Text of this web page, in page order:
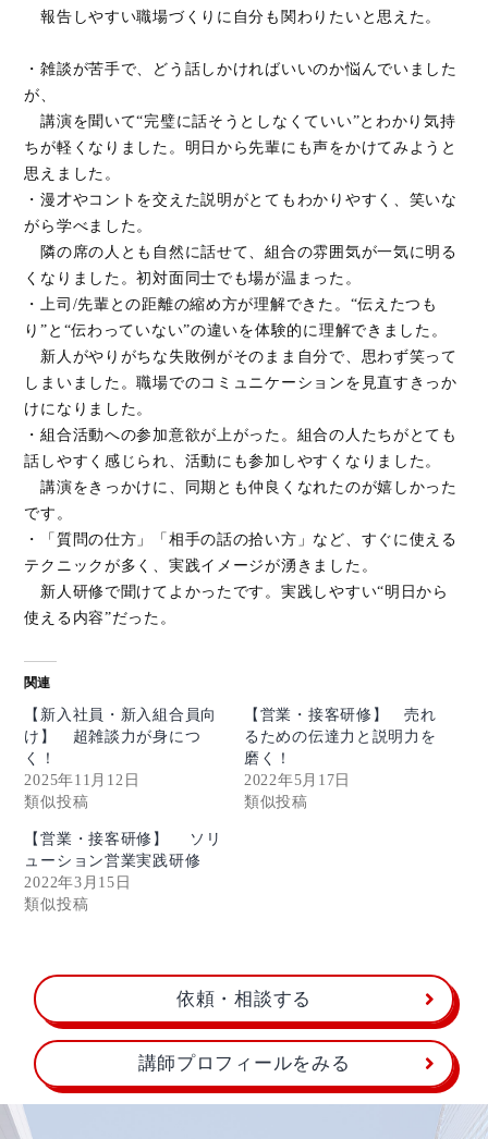
報告しやすい職場づくりに自分も関わりたいと思えた。
・雑談が苦手で、どう話しかければいいのか悩んでいました
が、
講演を聞いて“完璧に話そうとしなくていい”とわかり気持
ちが軽くなりました。明日から先輩にも声をかけてみようと
思えました。
・漫才やコントを交えた説明がとてもわかりやすく、笑いな
がら学べました。
隣の席の人とも自然に話せて、組合の雰囲気が一気に明る
くなりました。初対面同士でも場が温まった。
・上司/先輩との距離の縮め方が理解できた。“伝えたつも
り”と“伝わっていない”の違いを体験的に理解できました。
新人がやりがちな失敗例がそのまま自分で、思わず笑って
しまいました。職場でのコミュニケーションを見直すきっか
けになりました。
・組合活動への参加意欲が上がった。組合の人たちがとても
話しやすく感じられ、活動にも参加しやすくなりました。
講演をきっかけに、同期とも仲良くなれたのが嬉しかった
です。
・「質問の仕方」「相手の話の拾い方」など、すぐに使える
テクニックが多く、実践イメージが湧きました。
新人研修で聞けてよかったです。実践しやすい“明日から
使える内容”だった。
関連
【新入社員・新入組合員向
け】 超雑談力が身につ
く！
2025年11月12日
類似投稿
【営業・接客研修】 売れ
るための伝達力と説明力を
磨く！
2022年5月17日
類似投稿
【営業・接客研修】 ソリ
ューション営業実践研修
2022年3月15日
類似投稿
依頼・相談する
講師プロフィールをみる